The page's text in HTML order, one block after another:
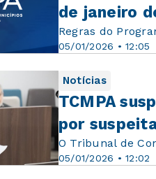
05/01/2026 • 12:05
de janeiro
Regras do
Notícias
05/01/2026 • 12:02
TCMPA
por
O Tribunal de